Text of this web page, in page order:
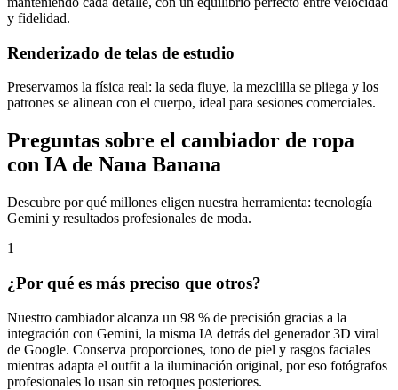
y fidelidad.
Renderizado de telas de estudio
Preservamos la física real: la seda fluye, la mezclilla se pliega y los
patrones se alinean con el cuerpo, ideal para sesiones comerciales.
Preguntas sobre el cambiador de ropa
con IA de Nana Banana
Descubre por qué millones eligen nuestra herramienta: tecnología
Gemini y resultados profesionales de moda.
1
¿Por qué es más preciso que otros?
Nuestro cambiador alcanza un 98 % de precisión gracias a la
integración con Gemini, la misma IA detrás del generador 3D viral
de Google. Conserva proporciones, tono de piel y rasgos faciales
mientras adapta el outfit a la iluminación original, por eso fotógrafos
profesionales lo usan sin retoques posteriores.